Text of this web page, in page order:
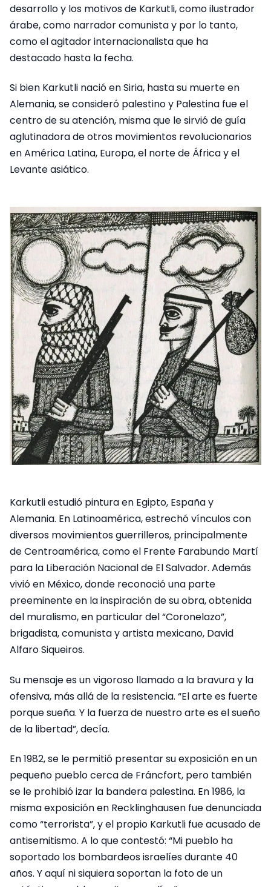
desarrollo y los motivos de Karkutli, como ilustrador
árabe, como narrador comunista y por lo tanto,
como el agitador internacionalista que ha
destacado hasta la fecha.
Si bien Karkutli nació en Siria, hasta su muerte en
Alemania, se consideró palestino y Palestina fue el
centro de su atención, misma que le sirvió de guía
aglutinadora de otros movimientos revolucionarios
en América Latina, Europa, el norte de África y el
Levante asiático.
Karkutli estudió pintura en Egipto, España y
Alemania. En Latinoamérica, estrechó vínculos con
diversos movimientos guerrilleros, principalmente
de Centroamérica, como el Frente Farabundo Martí
para la Liberación Nacional de El Salvador. Además
vivió en México, donde reconoció una parte
preeminente en la inspiración de su obra, obtenida
del muralismo, en particular del “Coronelazo”,
brigadista, comunista y artista mexicano, David
Alfaro Siqueiros.
Su mensaje es un vigoroso llamado a la bravura y la
ofensiva, más allá de la resistencia. “El arte es fuerte
porque sueña. Y la fuerza de nuestro arte es el sueño
de la libertad”, decía.
En 1982, se le permitió presentar su exposición en un
pequeño pueblo cerca de Fráncfort, pero también
se le prohibió izar la bandera palestina. En 1986, la
misma exposición en Recklinghausen fue denunciada
como “terrorista”, y el propio Karkutli fue acusado de
antisemitismo. A lo que contestó: “Mi pueblo ha
soportado los bombardeos israelíes durante 40
años. Y aquí ni siquiera soportan la foto de un